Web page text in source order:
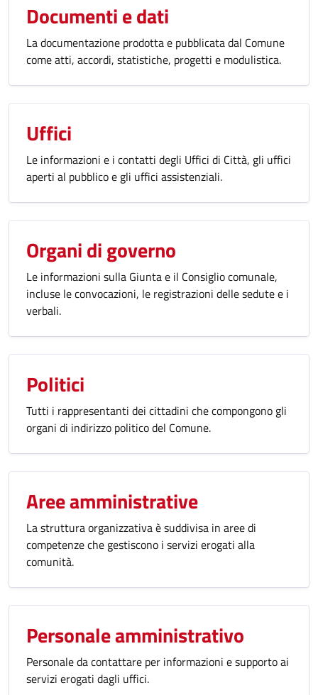
Documenti e dati
La documentazione prodotta e pubblicata dal Comune
come atti, accordi, statistiche, progetti e modulistica.
Uffici
Le informazioni e i contatti degli Uffici di Città, gli uffici
aperti al pubblico e gli uffici assistenziali.
Organi di governo
Le informazioni sulla Giunta e il Consiglio comunale,
incluse le convocazioni, le registrazioni delle sedute e i
verbali.
Politici
Tutti i rappresentanti dei cittadini che compongono gli
organi di indirizzo politico del Comune.
Aree amministrative
La struttura organizzativa è suddivisa in aree di
competenze che gestiscono i servizi erogati alla
comunità.
Personale amministrativo
Personale da contattare per informazioni e supporto ai
servizi erogati dagli uffici.